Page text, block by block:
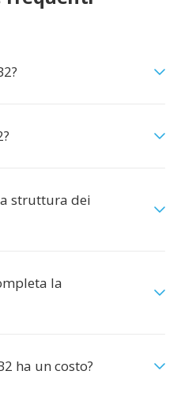
struttura dei
la
ha un costo?